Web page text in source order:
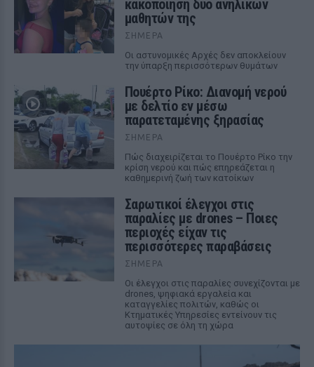
κακοποίηση δύο ανήλικων
μαθητών της
ΣΉΜΕΡΑ
Οι αστυνομικές Αρχές δεν αποκλείουν
την ύπαρξη περισσότερων θυμάτων
Πουέρτο Ρίκο: Διανομή νερού
με δελτίο εν μέσω
παρατεταμένης ξηρασίας
ΣΉΜΕΡΑ
Πώς διαχειρίζεται το Πουέρτο Ρίκο την
κρίση νερού και πώς επηρεάζεται η
καθημερινή ζωή των κατοίκων
Σαρωτικοί έλεγχοι στις
παραλίες με drones – Ποιες
περιοχές είχαν τις
περισσότερες παραβάσεις
ΣΉΜΕΡΑ
Οι έλεγχοι στις παραλίες συνεχίζονται με
drones, ψηφιακά εργαλεία και
καταγγελίες πολιτών, καθώς οι
Κτηματικές Υπηρεσίες εντείνουν τις
αυτοψίες σε όλη τη χώρα